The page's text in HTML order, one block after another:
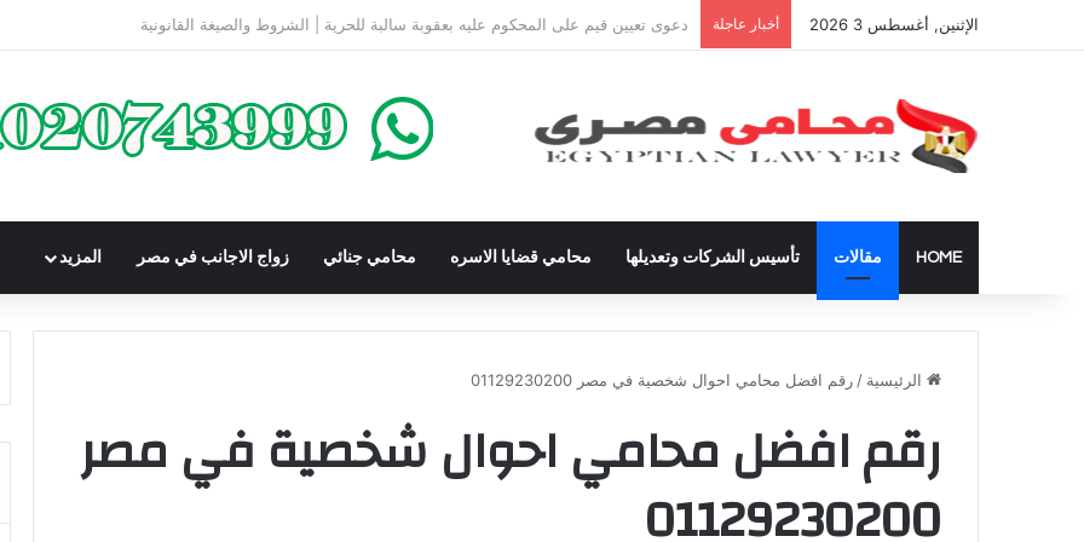
الإثنين, أغسطس 3 2026 أخبار عاجلة شراء العقارات داخل الكومباوندات تحت الإنشاء | أهم البنود التي تحمي المشتري في القانون المصري
HOME مقالات تأسيس الشركات وتعديلها محامي قضايا الاسره محامي جنائي زواج الاجانب في مصر المزيد
الرئيسية / رقم افضل محامي احوال شخصية في مصر 01129230200
رقم افضل محامي احوال شخصية في مصر
01129230200